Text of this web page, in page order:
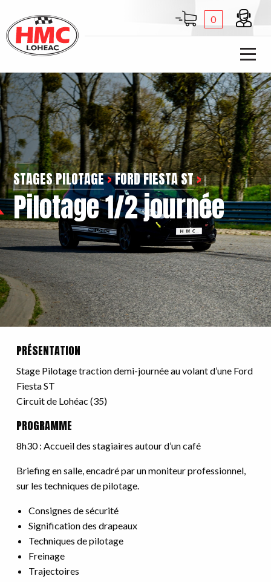
0
STAGES PILOTAGE>FORD FIESTA ST>
Pilotage 1/2 journée
PRÉSENTATION
Stage Pilotage traction demi-journée au volant d’une Ford
Fiesta ST
Circuit de Lohéac (35)
PROGRAMME
8h30 : Accueil des stagiaires autour d’un café
Briefing en salle, encadré par un moniteur professionnel,
sur les techniques de pilotage.
Consignes de sécurité
Signification des drapeaux
Techniques de pilotage
Freinage
Trajectoires